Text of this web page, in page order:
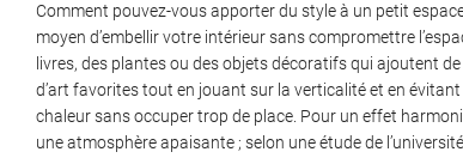
Comment pouvez-vous apporter du style à un petit
moyen d’embellir votre intérieur sans compromettre
livres, des plantes ou des objets décoratifs qui ajoutent
d’art favorites tout en jouant sur la verticalité et en évitant
chaleur sans occuper trop de place. Pour un effet
une atmosphère apaisante ; selon une étude de